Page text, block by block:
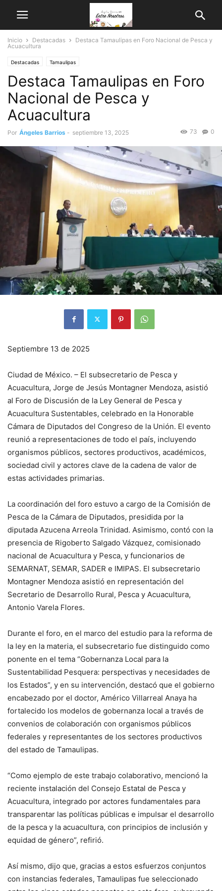
Inicio Destacadas
Destaca Tamaulipas en Foro Nacional de Pesca y
Acuacultura
Destacadas Tamaulipas
Destaca Tamaulipas en Foro
Nacional de Pesca y
Acuacultura
Por Ángeles Barrios - septiembre 13, 2025 0
73
Septiembre 13 de 2025
Ciudad de México. – El subsecretario de Pesca y
Acuacultura, Jorge de Jesús Montagner Mendoza, asistió
al Foro de Discusión de la Ley General de Pesca y
Acuacultura Sustentables, celebrado en la Honorable
Cámara de Diputados del Congreso de la Unión. El evento
reunió a representaciones de todo el país, incluyendo
organismos públicos, sectores productivos, académicos,
sociedad civil y actores clave de la cadena de valor de
estas actividades primarias.
La coordinación del foro estuvo a cargo de la Comisión de
Pesca de la Cámara de Diputados, presidida por la
diputada Azucena Arreola Trinidad. Asimismo, contó con la
presencia de Rigoberto Salgado Vázquez, comisionado
nacional de Acuacultura y Pesca, y funcionarios de
SEMARNAT, SEMAR, SADER e IMIPAS. El subsecretario
Montagner Mendoza asistió en representación del
Secretario de Desarrollo Rural, Pesca y Acuacultura,
Antonio Varela Flores.
Durante el foro, en el marco del estudio para la reforma de
la ley en la materia, el subsecretario fue distinguido como
ponente en el tema “Gobernanza Local para la
Sustentabilidad Pesquera: perspectivas y necesidades de
los Estados”, y en su intervención, destacó que el gobierno
encabezado por el doctor, Américo Villarreal Anaya ha
fortalecido los modelos de gobernanza local a través de
convenios de colaboración con organismos públicos
federales y representantes de los sectores productivos
del estado de Tamaulipas.
“Como ejemplo de este trabajo colaborativo, mencionó la
reciente instalación del Consejo Estatal de Pesca y
Acuacultura, integrado por actores fundamentales para
transparentar las políticas públicas e impulsar el desarrollo
de la pesca y la acuacultura, con principios de inclusión y
equidad de género”, refirió.
Así mismo, dijo que, gracias a estos esfuerzos conjuntos
con instancias federales, Tamaulipas fue seleccionado